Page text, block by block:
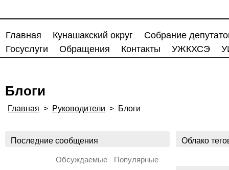
Главная Кунашакский округ
Собрание
Госуслуги
Обращения Контакты УЖКХСЭ
Блоги
Главная > Руководители > Блоги
Последние сообщения
Обсуждаемые
Популярные
Облако